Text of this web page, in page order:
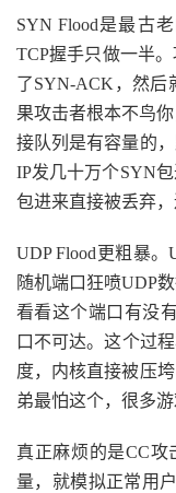
SYN Flood是最古
TCP握手只做一半
了SYN-ACK，然后
果攻击者根本不鸟
接队列是有容量的
IP发几十万个SYN
包进来直接被丢弃，
UDP Flood更粗暴
随机端口狂喷UDP
看看这个端口有没
口不可达。这个过
度，内核直接被压
弟最怕这个，很多
真正麻烦的是CC攻
量，就模拟正常用